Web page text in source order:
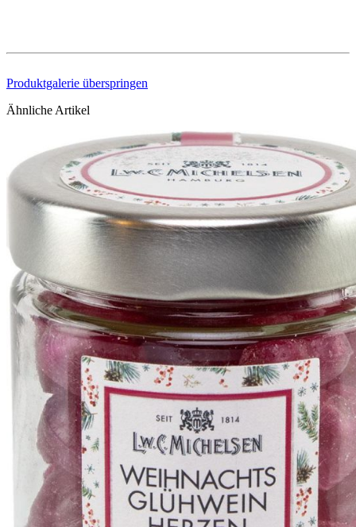
Produktgalerie überspringen
Ähnliche Artikel